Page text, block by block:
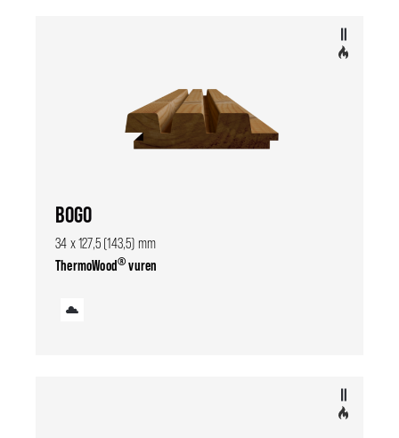
BOGO
34 x 127,5 (143,5) mm
ThermoWood®vuren